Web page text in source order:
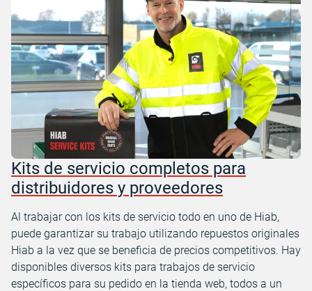
Kits de servicio completos para
distribuidores y proveedores
Al trabajar con los kits de servicio todo en uno de Hiab,
puede garantizar su trabajo utilizando repuestos originales
Hiab a la vez que se beneficia de precios competitivos. Hay
disponibles diversos kits para trabajos de servicio
específicos para su pedido en la tienda web, todos a un